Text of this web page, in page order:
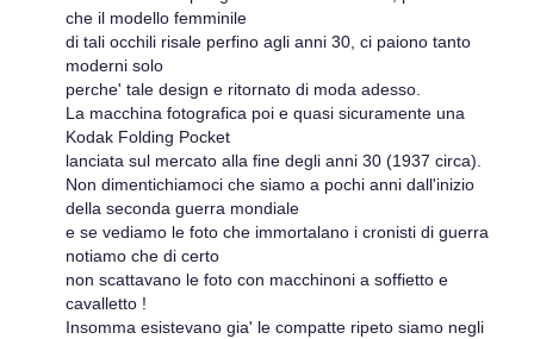
che il modello femminile
di tali occhili risale perfino agli anni 30, ci paiono tanto
moderni solo
perche' tale design e ritornato di moda adesso.
La macchina fotografica poi e quasi sicuramente una
Kodak Folding Pocket
lanciata sul mercato alla fine degli anni 30 (1937 circa).
Non dimentichiamoci che siamo a pochi anni dall'inizio
della seconda guerra mondiale
e se vediamo le foto che immortalano i cronisti di guerra
notiamo che di certo
non scattavano le foto con macchinoni a soffietto e
cavalletto !
Insomma esistevano gia' le compatte ripeto siamo negli